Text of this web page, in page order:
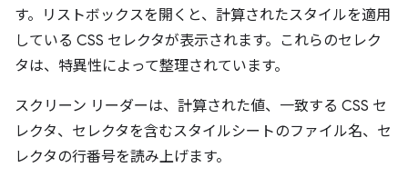
す。リストボックスを開くと、計算されたスタイルを適用
している CSS セレクタが表示されます。これらのセレク
タは、特異性によって整理されています。
スクリーン リーダーは、計算された値、一致する CSS セ
レクタ、セレクタを含むスタイルシートのファイル名、セ
レクタの行番号を読み上げます。